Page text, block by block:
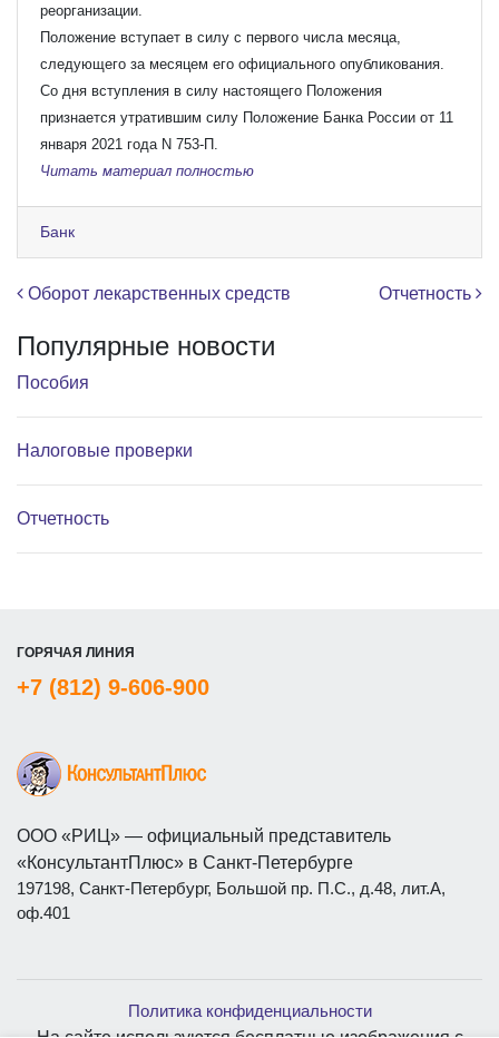
реорганизации.
Положение вступает в силу с первого числа месяца,
следующего за месяцем его официального опубликования.
Со дня вступления в силу настоящего Положения
признается утратившим силу Положение Банка России от 11
января 2021 года N 753-П.
Читать материал полностью
Банк
Навигация по записям
Оборот лекарственных средств Отчетность
Популярные новости
Пособия
Налоговые проверки
Отчетность
ГОРЯЧАЯ ЛИНИЯ
+7 (812) 9-606-900
ООО «РИЦ» — официальный представитель
«КонсультантПлюс» в Санкт-Петербурге
197198, Санкт-Петербург, Большой пр. П.С., д.48, лит.А,
оф.401
Политика конфиденциальности